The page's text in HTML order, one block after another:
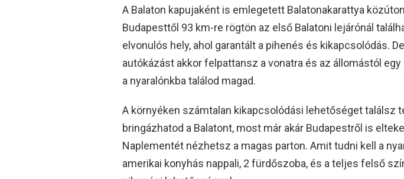
A Balaton kapujaként is emlegetett Balatonakarattya
Budapesttől 93 km-re rögtön az első Balatoni lejárónál
elvonulós hely, ahol garantált a pihenés és kikapcsolódás.
autókázást akkor felpattansz a vonatra és az állomástól
a nyaralónkba találod magad.
A környéken számtalan kikapcsolódási lehetőséget találsz
bringázhatod a Balatont, most már akár Budapestről is
Naplementét nézhetsz a magas parton. Amit tudni kell a
amerikai konyhás nappali, 2 fürdőszoba, és a teljes felső